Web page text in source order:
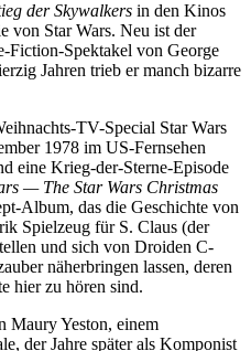
der Skywalkers in den Kinos
von Star Wars. Neu ist der
Fiction-Spektakel von George
Jahren trieb er manch bizarre
TV-Special Star Wars
1978 im US-Fernsehen
eine Krieg-der-Sterne-Episode
— The Star Wars Christmas
Album, das die Geschichte von
Spielzeug für S. Claus (der
und sich von Droiden C-
näherbringen lassen, deren
hier zu hören sind.
Maury Yeston, einem
der Jahre später als Komponist